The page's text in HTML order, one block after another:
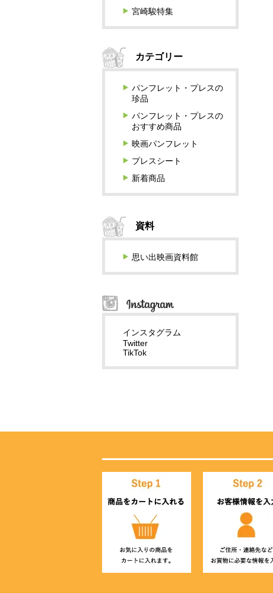
宮崎駿特集
カテゴリー
パンフレット・プレスの
珍品
パンフレット・プレスの
おすすめ商品
映画パンフレット
プレスシート
新着商品
資料
思い出映画資料館
インスタグラム
Twitter
TikTok